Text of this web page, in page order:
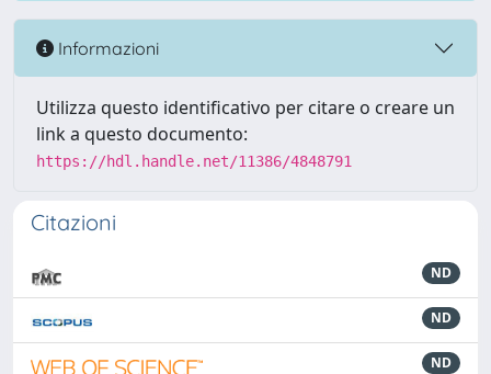
Informazioni
Utilizza questo identificativo per citare o creare un
link a questo documento:
https://hdl.handle.net/11386/4848791
Citazioni
ND
ND
ND